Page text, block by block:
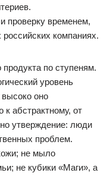
проверку временем,
компаниях.
по ступеням.
уровень
оно
к абстрактному, от
утверждение: люди
проблем.
не мыло
не кубики «Маги», а